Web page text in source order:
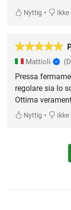
Nyttig •
Mattioli
Pressa
regolare sia lo
Ottima
Nyttig •